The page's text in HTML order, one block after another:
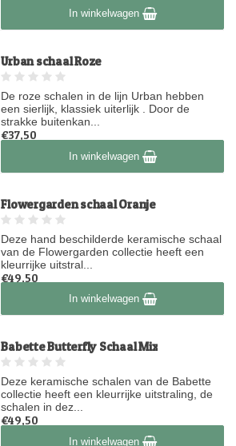
Op voorraadIn winkelwagen
Urban schaal Roze
De roze schalen in de lijn Urban hebben
een sierlijk, klassiek uiterlijk . Door de
strakke buitenkan...
€37,50
Op voorraadIn winkelwagen
Flowergarden schaal Oranje
Deze hand beschilderde keramische schaal
van de Flowergarden collectie heeft een
kleurrijke uitstral...
€49,50
Op voorraadIn winkelwagen
Babette Butterfly Schaal Mix
Deze keramische schalen van de Babette
collectie heeft een kleurrijke uitstraling, de
schalen in dez...
€49,50
Op voorraadIn winkelwagen